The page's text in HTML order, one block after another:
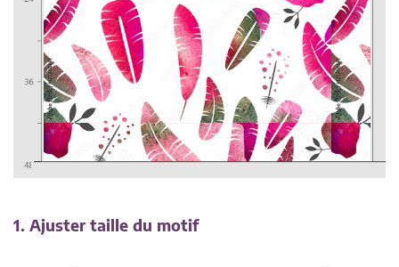
1. Ajuster taille du motif